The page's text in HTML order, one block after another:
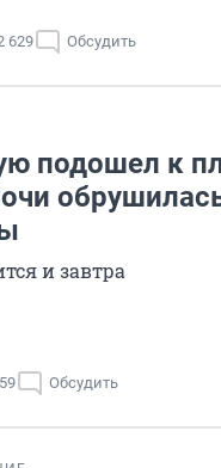
629 Обсудить
подошел к
и завтра
Обсудить